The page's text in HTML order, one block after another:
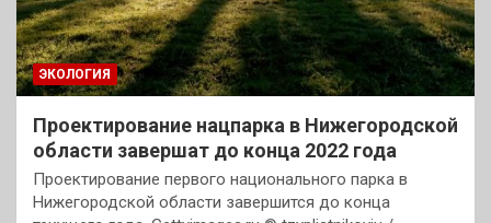
ЭКОЛОГИЯ
Проектирование нацпарка в Нижегородской
области завершат до конца 2022 года
Проектирование первого национального парка в
Нижегородской области завершится до конца